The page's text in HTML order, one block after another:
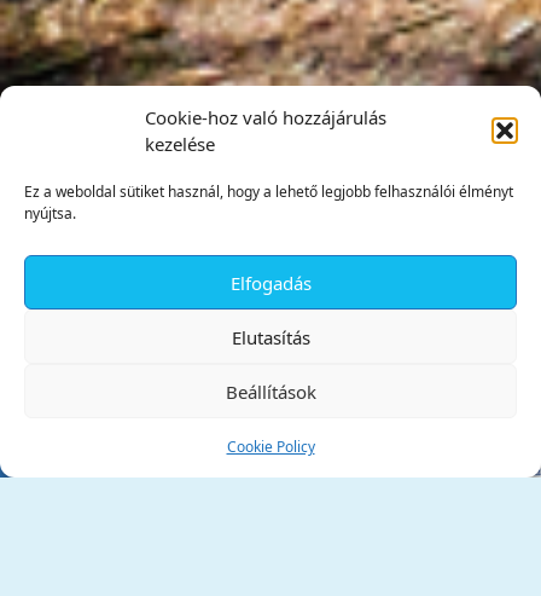
Cookie-hoz való hozzájárulás
kezelése
Ez a weboldal sütiket használ, hogy a lehető legjobb felhasználói élményt
nyújtsa.
Elfogadás
Elutasítás
Beállítások
Cookie Policy
Tata Város Önkormányzata
✕